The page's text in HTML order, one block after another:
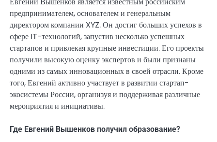
предпринимателем, основателем и генеральным
директором компании XYZ. Он достиг больших успехов в
сфере IT-технологий, запустив несколько успешных
стартапов и привлекая крупные инвестиции. Его проекты
получили высокую оценку экспертов и были признаны
одними из самых инновационных в своей отрасли. Кроме
того, Евгений активно участвует в развитии стартап-
экосистемы России, организуя и поддерживая различные
мероприятия и инициативы.
Где Евгений Вышенков получил образование?